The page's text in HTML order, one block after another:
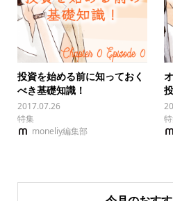
投資を始める前に知っておく
べき基礎知識！
2017.07.26
特集
moneliy編集部